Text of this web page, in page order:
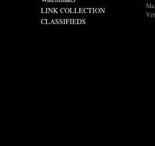
LINK COLLECTION
CLASSIFIEDS